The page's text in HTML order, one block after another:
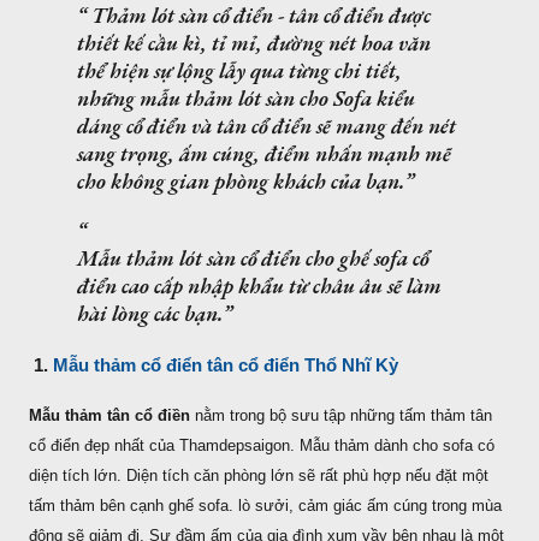
Thảm lót sàn cổ điển - tân cổ điểnđược
thiết kế cầu kì, tỉ mỉ, đường nét hoa văn
thể hiện sự lộng lẫy qua từng chi tiết,
những mẫu thảm lót sàn cho Sofa kiểu
dáng cổ điển và tân cổ điển sẽ mang đến nét
sang trọng, ấm cúng, điểm nhấn mạnh mẽ
cho không gian phòng khách của bạn.
Mẫu thảm lót sàn cổ điểncho ghế sofa cổ
điển cao cấp nhập khẩu từ châu âu sẽ làm
hài lòng các bạn.
1. Mẫu thảm cổ điển tân cổ điển Thổ Nhĩ Kỳ
Mẫu thảm tân cổ điền nằm trong bộ sưu tập những tấm thảm tân
cổ điển đẹp nhất của Thamdepsaigon. Mẫu thảm dành cho sofa có
diện tích lớn. Diện tích căn phòng lớn sẽ rất phù hợp nếu đặt một
tấm thảm bên cạnh ghế sofa. lò sưởi, cảm giác ấm cúng trong mùa
đông sẽ giảm đi. Sự đầm ấm của gia đình xum vầy bên nhau là một